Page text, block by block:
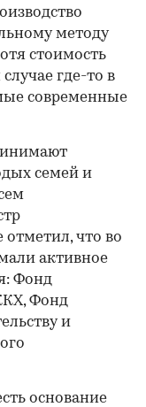
методу
стоимость
где-то в
современные
семей и
отметил, что во
активное
Фонд
Фонд
и
основание